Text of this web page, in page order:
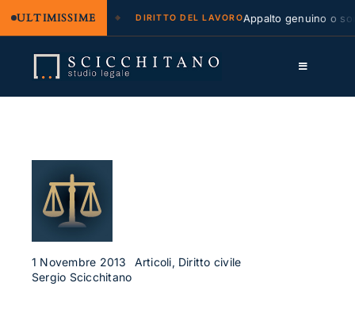
ULTIMISSIME
e regresso DIRITTO DEL LAVOROAppalto genuino o
contenuto
Toggle
Approfondimenti
Contatti
1 Novembre 2013
Articoli, Diritto civile
Sergio Scicchitano